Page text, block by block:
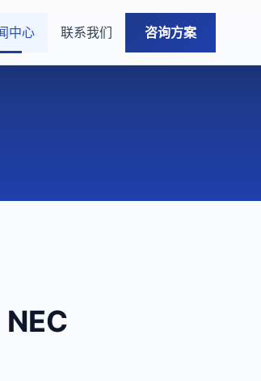
中心 联系我们 咨询方案